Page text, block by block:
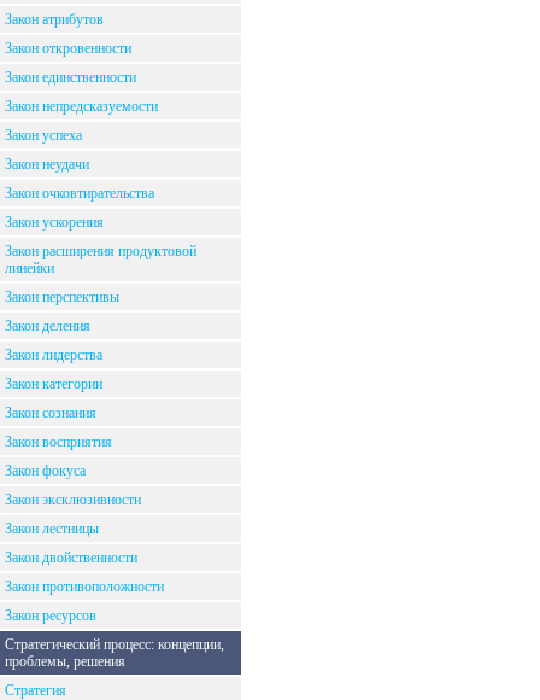
Закон атрибутов
Закон откровенности
Закон единственности
Закон непредсказуемости
Закон успеха
Закон неудачи
Закон очковтирательства
Закон ускорения
Закон расширения продуктовой
линейки
Закон перспективы
Закон деления
Закон лидерства
Закон категории
Закон сознания
Закон восприятия
Закон фокуса
Закон эксклюзивности
Закон лестницы
Закон двойственности
Закон противоположности
Закон ресурсов
Стратегический процесс: концепции,
проблемы, решения
Стратегия